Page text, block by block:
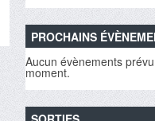
PROCHAINS
Aucun évènements
moment.